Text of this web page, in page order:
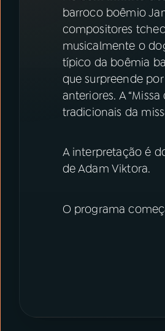
PRÊMIO RÁDIO MEC
ACOMPANHE A RÁDIO MEC
YouTube
Instagram X
barroco boêmio
compositores
musicalmente o
típico da boêmia
que surpreende
anteriores. A
tradicionais da missa
A interpretação é
de Adam Viktora.
O programa